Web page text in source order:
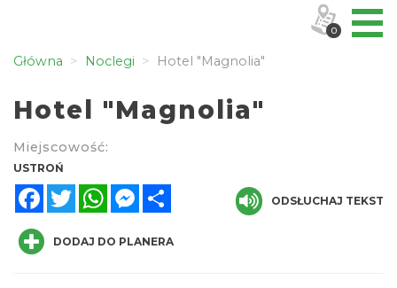
Główna Noclegi Hotel "Magnolia"
Hotel "Magnolia"
Miejscowość:
USTROŃ
FacebookTwitterWhatsAppMessenger
ODSŁUCHAJ TEKST
DODAJ DO PLANERA
0